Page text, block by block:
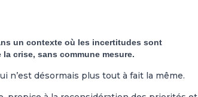
un contexte où les incertitudes sont
crise, sans commune mesure.
n’est désormais plus tout à fait la même.